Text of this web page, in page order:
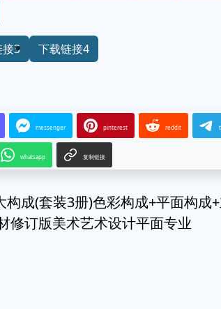
接3 下载链接4
messenger pinterest reddit
whatsapp 复制链接
构成(套装3册)色彩构成+平面构成
修订版美术艺术设计平面专业